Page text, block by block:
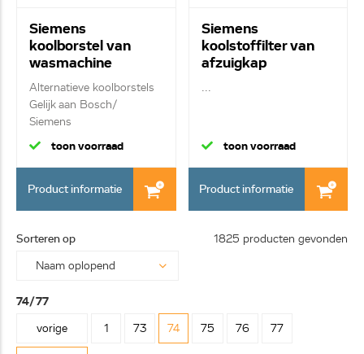
Siemens
koolborstel van
wasmachine
00151614
Alternatieve koolborstels
Gelijk aan Bosch/
Siemens
Set à...
toon voorraad
Product informatie
Siemens
koolstoffilter van
afzuigkap
...
toon voorraad
Product informatie
Sorteren op 1825 producten gevonden
74/77
vorige
1 73 74 75 76 77